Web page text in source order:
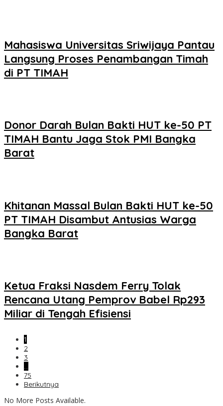
Mahasiswa Universitas Sriwijaya Pantau
Langsung Proses Penambangan Timah
di PT TIMAH
Donor Darah Bulan Bakti HUT ke-50 PT
TIMAH Bantu Jaga Stok PMI Bangka
Barat
Khitanan Massal Bulan Bakti HUT ke-50
PT TIMAH Disambut Antusias Warga
Bangka Barat
Ketua Fraksi Nasdem Ferry Tolak
Rencana Utang Pemprov Babel Rp293
Miliar di Tengah Efisiensi
1
2
3
…
75
Berikutnya
No More Posts Available.